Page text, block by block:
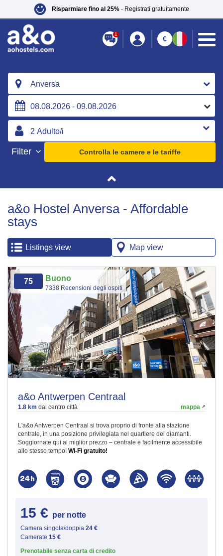
Risparmiare fino al 25% - Registrati gratuitamente
1
€
Anversa
Filter Controlla le camere e le tariffe
a&o Hostel Anversa - Affordable
stays
Listings view Map view
75 Buono
7338 Recensioni degli ospiti
a&o Antwerpen Centraal
1.8 km dal centro città mappa
L'a&o Antwerpen Centraal si trova proprio di fronte alla stazione
centrale, in una posizione privilegiata nel quartiere dei diamanti.
Soggiornate qui al miglior prezzo – centrale e facilmente accessibile
allo stesso tempo! Wi-Fi gratuito!
15 € per notte
Camera singola/doppia 24 €
Camerate 15 €
Prenotabile senza carta di credito